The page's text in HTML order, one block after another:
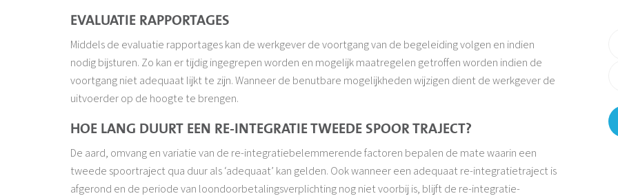
EVALUATIE RAPPORTAGES
Middels de evaluatie rapportages kan de werkgever de voortgang van de begeleiding volgen en indien
nodig bijsturen. Zo kan er tijdig ingegrepen worden en mogelijk maatregelen getroffen worden indien de
voortgang niet adequaat lijkt te zijn. Wanneer de benutbare mogelijkheden wijzigen dient de werkgever de
uitvoerder op de hoogte te brengen.
HOE LANG DUURT EEN RE-INTEGRATIE TWEEDE SPOOR TRAJECT?
De aard, omvang en variatie van de re-integratiebelemmerende factoren bepalen de mate waarin een
tweede spoortraject qua duur als ‘adequaat’ kan gelden. Ook wanneer een adequaat re-integratietraject is
afgerond en de periode van loondoorbetalingsverplichting nog niet voorbij is, blijft de re-integratie-